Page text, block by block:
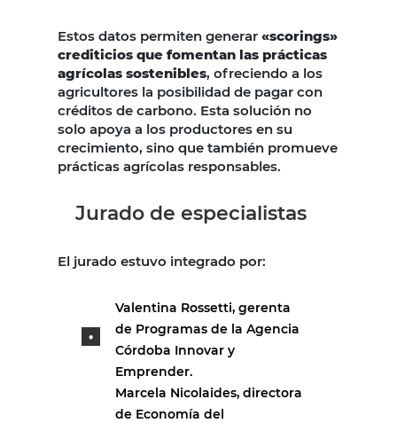
Estos datos permiten generar «scorings»
crediticios que fomentan las prácticas
agrícolas sostenibles, ofreciendo a los
agricultores la posibilidad de pagar con
créditos de carbono. Esta solución no
solo apoya a los productores en su
crecimiento, sino que también promueve
prácticas agrícolas responsables.
Jurado de especialistas
El jurado estuvo integrado por:
Valentina Rossetti, gerenta
de Programas de la Agencia
Córdoba Innovar y
Emprender.
Marcela Nicolaides, directora
de Economía del